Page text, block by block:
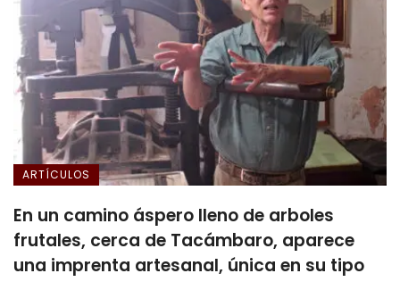
ARTÍCULOS
En un camino áspero lleno de arboles
frutales, cerca de Tacámbaro, aparece
una imprenta artesanal, única en su tipo